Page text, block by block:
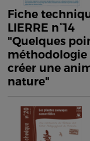
Fiche
LIERRE n°14
"Quelques
méthodologie
créer une
nature"